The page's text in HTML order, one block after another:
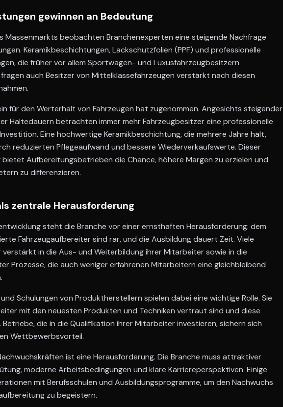
gewinnen an Bedeutung
Massenmarkts beobachten Branchenexperten eine steigende Nachfrage
Keramikbeschichtungen, Lackschutzfolien (PPF) und professionelle
die früher vor allem Sportwagen- und Luxusfahrzeugbesitzern
auch Besitzer von Mittelklassefahrzeugen verstärkt nach diesen
für den Werterhalt von Fahrzeugen hat zugenommen. Angesichts steigender
Haltedauern betrachten immer mehr Fahrzeugbesitzer eine professionelle
Eine hochwertige Keramikbeschichtung, die mehrere Jahre hält,
reduzierten Pflegeaufwand und bessere Wiederverkaufswerte. Dieser
bietet Aufbereitungsbetrieben die Chance, höhere Margen zu erzielen und
zu differenzieren.
zentrale Herausforderung
steht die Branche vor einer ernsthaften Herausforderung: dem
Fahrzeugaufbereiter sind rar, und die Ausbildung dauert Zeit. Viele
in die Aus- und Weiterbildung ihrer Mitarbeiter sowie in die
Prozesse, die auch weniger erfahrenen Mitarbeitern eine gleichbleibend
Schulungen von Produktherstellern spielen dabei eine wichtige Rolle. Sie
mit den neuesten Produkten und Techniken vertraut sind und diese
die in die Qualifikation ihrer Mitarbeiter investieren, sichern sich
Wettbewerbsvorteil.
ist eine Herausforderung. Die Branche muss attraktiver
moderne Arbeitsbedingungen und klare Karriereperspektiven. Einige
mit Berufsschulen und Ausbildungsprogramme, um den Nachwuchs
zu begeistern.